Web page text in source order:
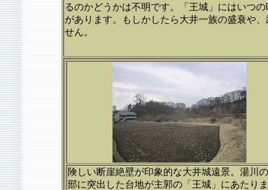
るのかどうかは不明です。「王城」にはいつ
があります。もしかしたら大井一族の盛衰や
せん。
険しい断崖絶壁が印象的な大井城遠景。湯川
部に突出した台地が主郭の「王城」にあたり